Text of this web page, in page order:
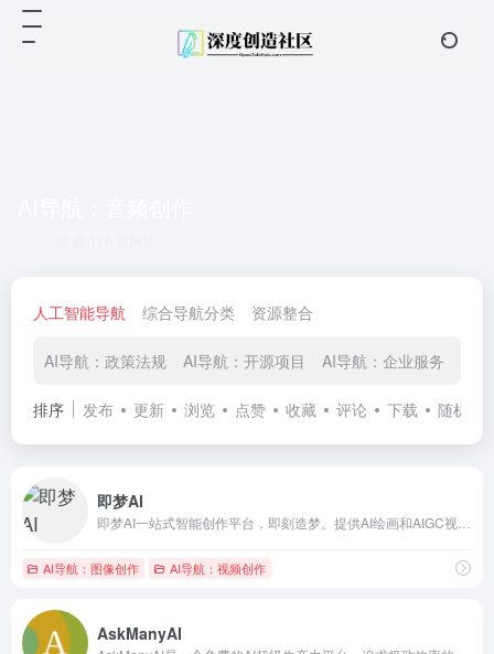
人工智能导航 综合导航分类 资源整合
AI导航：政策法规 AI导航：开源项目 AI导航：企业服务
排序 发布 更新 浏览 点赞 收藏 评论 下载 随机
即梦AI
AI导航：图像创作 AI导航：视频创作
AskManyAI